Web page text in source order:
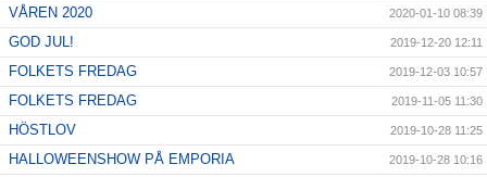
VÅREN 2020 2020-01-10 08:39
GOD JUL! 2019-12-20 12:11
FOLKETS FREDAG 2019-12-03 10:57
FOLKETS FREDAG 2019-11-05 11:30
HÖSTLOV 2019-10-28 11:25
HALLOWEENSHOW PÅ EMPORIA 2019-10-28 10:16